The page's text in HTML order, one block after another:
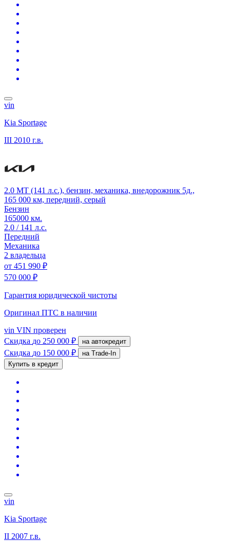
vin
Kia Sportage
III 2010 г.в.
2.0 MT (141 л.с.), бензин, механика, внедорожник 5д.,
165 000 км, передний, серый
Бензин
165000 км.
2.0 / 141 л.с.
Передний
Механика
2 владельца
от 451 990 ₽
570 000 ₽
Гарантия юридической чистоты
Оригинал ПТС в наличии
vin VIN проверен
Скидка до 250 000 ₽ на автокредит
Скидка до 150 000 ₽
на Trade-In
Купить в кредит
vin
Kia Sportage
II 2007 г.в.